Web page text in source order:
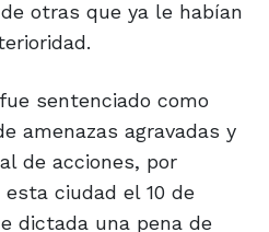
otras que ya le habían
sentenciado como
amenazas agravadas y
de acciones, por
ciudad el 10 de
dictada una pena de